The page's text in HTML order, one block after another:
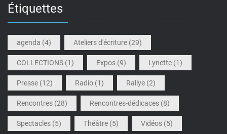
Étiquettes
agenda (4) Ateliers d'écriture (29)
COLLECTIONS (1) Expos (9) Lynette (1)
Presse (12) Radio (1) Rallye (2)
Rencontres (28) Rencontres-dédicaces (8)
Spectacles (5) Théâtre (5) Vidéos (5)